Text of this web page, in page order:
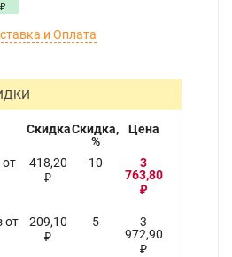
₽
и Оплата
СкидкаСкидка,
%
Цена
от
418,20
₽
10
3
763,80
₽
от
209,10
₽
5
3
972,90
₽